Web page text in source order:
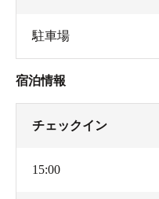
駐車場
宿泊情報
チェックイン
15:00